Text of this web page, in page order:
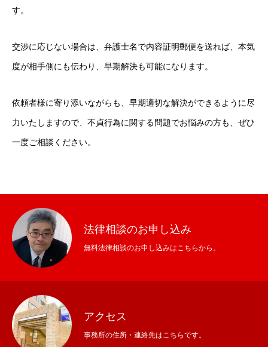
す。
交渉に応じない場合は、弁護士名で内容証明郵便を送れば、本気
度が相手側にも伝わり、早期解決も可能になります。
依頼者様に寄り添いながらも、早期適切な解決ができるように尽
力いたしますので、不貞行為に関する問題でお悩みの方も、ぜひ
一度ご相談ください。
法律相談のお申し込み
無料法律相談のお申し込みはこちらから。
アクセス
事務所の住所・連絡先はこちらです。